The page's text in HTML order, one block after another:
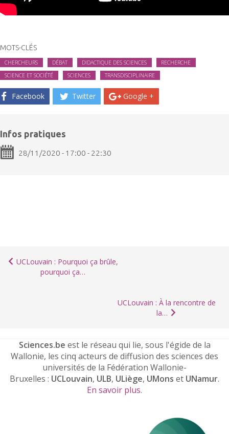
MOTS-CLÉS
CHERCHEURS DÉBAT DIDACTIQUE DES SCIENCES
RECHERCHE
SCIENCE ET SOCIÉTÉ
SCIENCES TRANSDISCIPLINAIRE
Facebook Twitter Google +
Infos pratiques
28/11/2020 - 17:00 - 22:30
UCLouvain : Pourquoi ça brûle,
pourquoi ça…
UCLouvain : À la rencontre de
la…
Sciences.be est le réseau qui lie, sous l'égide de la
Wallonie, les cinq acteurs de diffusion des sciences des
universités de la Fédération Wallonie-
Bruxelles : UCLouvain, ULB, ULiège, UMons et UNamur.
En savoir plus.